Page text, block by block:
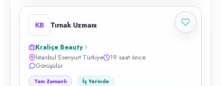
KB Tırnak Uzmanı
Kraliçe Beauty
İstanbul Esenyurt Türkiye
19 saat önce
Görüşülür
Tam Zamanlı İş Yerinde